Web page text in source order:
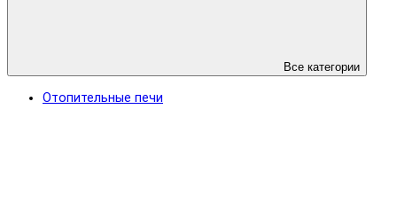
Все категории
Отопительные печи